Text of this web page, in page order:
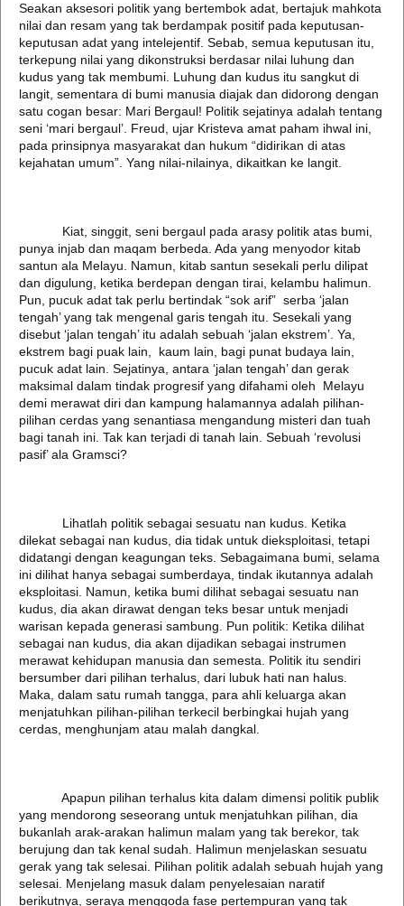
Seakan aksesori politik yang bertembok adat, bertajuk mahkota
nilai dan resam yang tak berdampak positif pada keputusan-
keputusan adat yang intelejentif. Sebab, semua keputusan itu,
terkepung nilai yang dikonstruksi berdasar nilai luhung dan
kudus yang tak membumi. Luhung dan kudus itu sangkut di
langit, sementara di bumi manusia diajak dan didorong dengan
satu cogan besar: Mari Bergaul! Politik sejatinya adalah tentang
seni ‘mari bergaul’. Freud, ujar Kristeva amat paham ihwal ini,
pada prinsipnya masyarakat dan hukum “didirikan di atas
kejahatan umum”. Yang nilai-nilainya, dikaitkan ke langit.
Kiat, singgit, seni bergaul pada arasy politik atas bumi,
punya injab dan maqam berbeda. Ada yang menyodor kitab
santun ala Melayu. Namun, kitab santun sesekali perlu dilipat
dan digulung, ketika berdepan dengan tirai, kelambu halimun.
Pun, pucuk adat tak perlu bertindak “sok arif” serba ‘jalan
tengah’ yang tak mengenal garis tengah itu. Sesekali yang
disebut ‘jalan tengah’ itu adalah sebuah ‘jalan ekstrem’. Ya,
ekstrem bagi puak lain, kaum lain, bagi punat budaya lain,
pucuk adat lain. Sejatinya, antara ‘jalan tengah’ dan gerak
maksimal dalam tindak progresif yang difahami oleh Melayu
demi merawat diri dan kampung halamannya adalah pilihan-
pilihan cerdas yang senantiasa mengandung misteri dan tuah
bagi tanah ini. Tak kan terjadi di tanah lain. Sebuah ‘revolusi
pasif’ ala Gramsci?
Lihatlah politik sebagai sesuatu nan kudus. Ketika
dilekat sebagai nan kudus, dia tidak untuk dieksploitasi, tetapi
didatangi dengan keagungan teks. Sebagaimana bumi, selama
ini dilihat hanya sebagai sumberdaya, tindak ikutannya adalah
eksploitasi. Namun, ketika bumi dilihat sebagai sesuatu nan
kudus, dia akan dirawat dengan teks besar untuk menjadi
warisan kepada generasi sambung. Pun politik: Ketika dilihat
sebagai nan kudus, dia akan dijadikan sebagai instrumen
merawat kehidupan manusia dan semesta. Politik itu sendiri
bersumber dari pilihan terhalus, dari lubuk hati nan halus.
Maka, dalam satu rumah tangga, para ahli keluarga akan
menjatuhkan pilihan-pilihan terkecil berbingkai hujah yang
cerdas, menghunjam atau malah dangkal.
Apapun pilihan terhalus kita dalam dimensi politik publik
yang mendorong seseorang untuk menjatuhkan pilihan, dia
bukanlah arak-arakan halimun malam yang tak berekor, tak
berujung dan tak kenal sudah. Halimun menjelaskan sesuatu
gerak yang tak selesai. Pilihan politik adalah sebuah hujah yang
selesai. Menjelang masuk dalam penyelesaian naratif
berikutnya, seraya menggoda fase pertempuran yang tak